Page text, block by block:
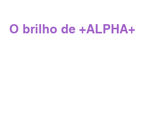
O brilho de +ALPHA+